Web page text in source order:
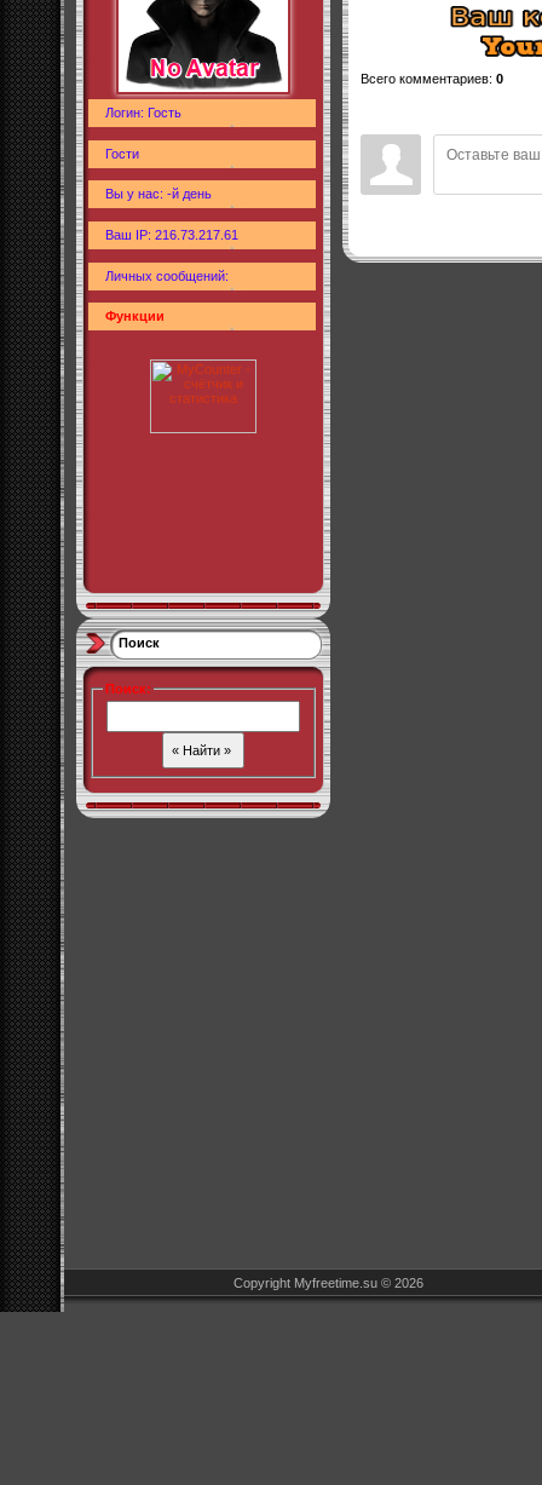
Логин: Гость
Гости
Вы у нас: -й день
Ваш IP: 216.73.217.61
Личных сообщений:
Функции
Поиск
Поиск:
Всего комментариев: 0
Copyright Myfreetime.su © 2026